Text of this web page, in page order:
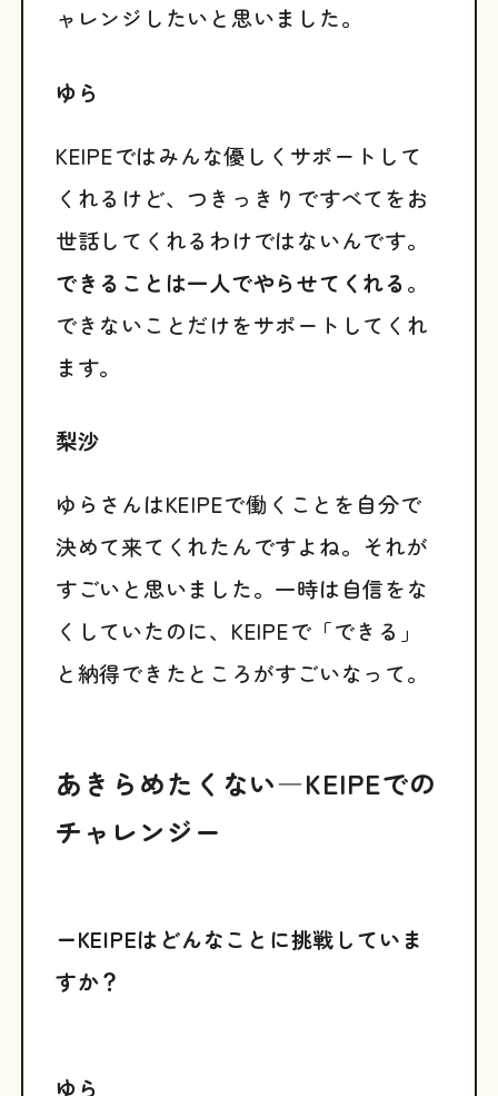
ャレンジしたいと思いました。
ゆら
KEIPEではみんな優しくサポートして
くれるけど、つきっきりですべてをお
世話してくれるわけではないんです。
できることは一人でやらせてくれる。
できないことだけをサポートしてくれ
ます。
梨沙
ゆらさんはKEIPEで働くことを自分で
決めて来てくれたんですよね。それが
すごいと思いました。一時は自信をな
くしていたのに、KEIPEで「できる」
と納得できたところがすごいなって。
あきらめたくない―KEIPEでの
チャレンジー
ーKEIPEはどんなことに挑戦していま
すか？
ゆら